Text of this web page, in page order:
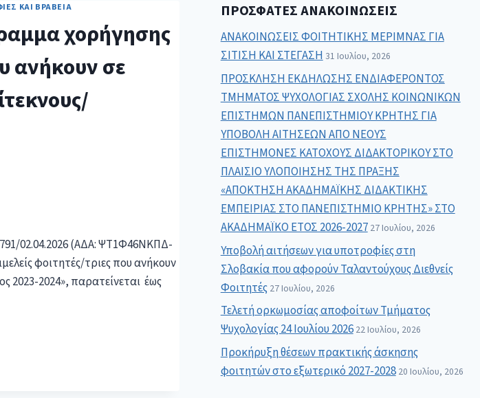
ΚΑΙ ΒΡΑΒΕΊΑ
χορήγησης
ανήκουν σε
02.04.2026 (ΑΔΑ: ΨΤ1Φ46ΝΚΠΔ-
φοιτητές/τριες που ανήκουν
2023-2024», παρατείνεται έως
ΠΡΌΣΦΑΤΕΣ ΑΝΑΚΟΙΝΏΣΕΙΣ
ΑΝΑΚΟΙΝΩΣΕΙΣ ΦΟΙΤΗΤΙΚΗΣ ΜΕΡΙΜΝΑΣ ΓΙΑ
ΣΙΤΙΣΗ ΚΑΙ ΣΤΕΓΑΣΗ31 Ιουλίου, 2026
ΠΡΟΣΚΛΗΣΗ ΕΚΔΗΛΩΣΗΣ ΕΝΔΙΑΦΕΡΟΝΤΟΣ
ΤΜΗΜΑΤΟΣ ΨΥΧΟΛΟΓΙΑΣ ΣΧΟΛΗΣ ΚΟΙΝΩΝΙΚΩΝ
ΕΠΙΣΤΗΜΩΝ ΠΑΝΕΠΙΣΤΗΜΙΟΥ ΚΡΗΤΗΣ ΓΙΑ
ΥΠΟΒΟΛΗ ΑΙΤΗΣΕΩΝ ΑΠΟ ΝΕΟΥΣ
ΕΠΙΣΤΗΜΟΝΕΣ ΚΑΤΟΧΟΥΣ ΔΙΔΑΚΤΟΡΙΚΟΥ ΣΤΟ
ΠΛΑΙΣΙΟ ΥΛΟΠΟΙΗΣΗΣ ΤΗΣ ΠΡΑΞΗΣ
«ΑΠΟΚΤΗΣΗ ΑΚΑΔΗΜΑΪΚΗΣ ΔΙΔΑΚΤΙΚΗΣ
ΕΜΠΕΙΡΙΑΣ ΣΤΟ ΠΑΝΕΠΙΣΤΗΜΙΟ ΚΡΗΤΗΣ» ΣΤΟ
ΑΚΑΔΗΜΑΪΚΟ ΕΤΟΣ 2026-2027 27 Ιουλίου, 2026
Υποβολή αιτήσεων για υποτροφίες στη
Σλοβακία που αφορούν Ταλαντούχους Διεθνείς
Φοιτητές 27 Ιουλίου, 2026
Τελετή ορκωμοσίας αποφοίτων Τμήματος
Ψυχολογίας 24 Ιουλίου 2026 22 Ιουλίου, 2026
Προκήρυξη θέσεων πρακτικής άσκησης
φοιτητών στο εξωτερικό 2027-2028 20 Ιουλίου, 2026